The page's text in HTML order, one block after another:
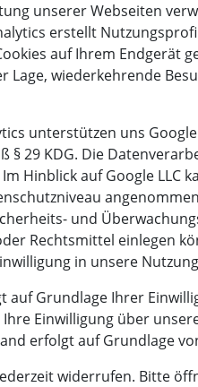
unserer Webseiten
erstellt
auf Ihrem Endgerät
Lage, wiederkehrende
unterstützen uns
§ 29 KDG. Die
Im Hinblick auf Google
und
Rechtsmittel einlegen
in unsere
Grundlage Ihrer
Ihre Einwilligung über
erfolgt auf Grundlage
widerrufen. Bitte